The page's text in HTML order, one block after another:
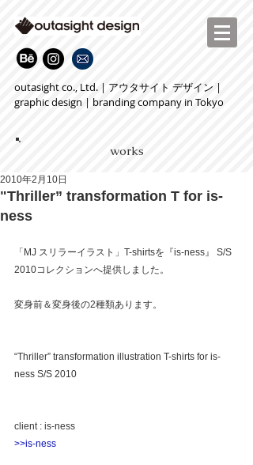
outasight co., Ltd. | アウタサイト デザイン |
graphic design | branding company in Tokyo
works
"Thriller” transformation T for is-
ness
2010年2月10日
「MJ スリラーイラスト」T-shirtsを『is-ness』 S/S
2010コレクションへ提供しました。
変身前＆変身後の2種類あります。
“Thriller” transformation illustration T-shirts for is-
ness S/S 2010
client : is-ness
>>is-ness